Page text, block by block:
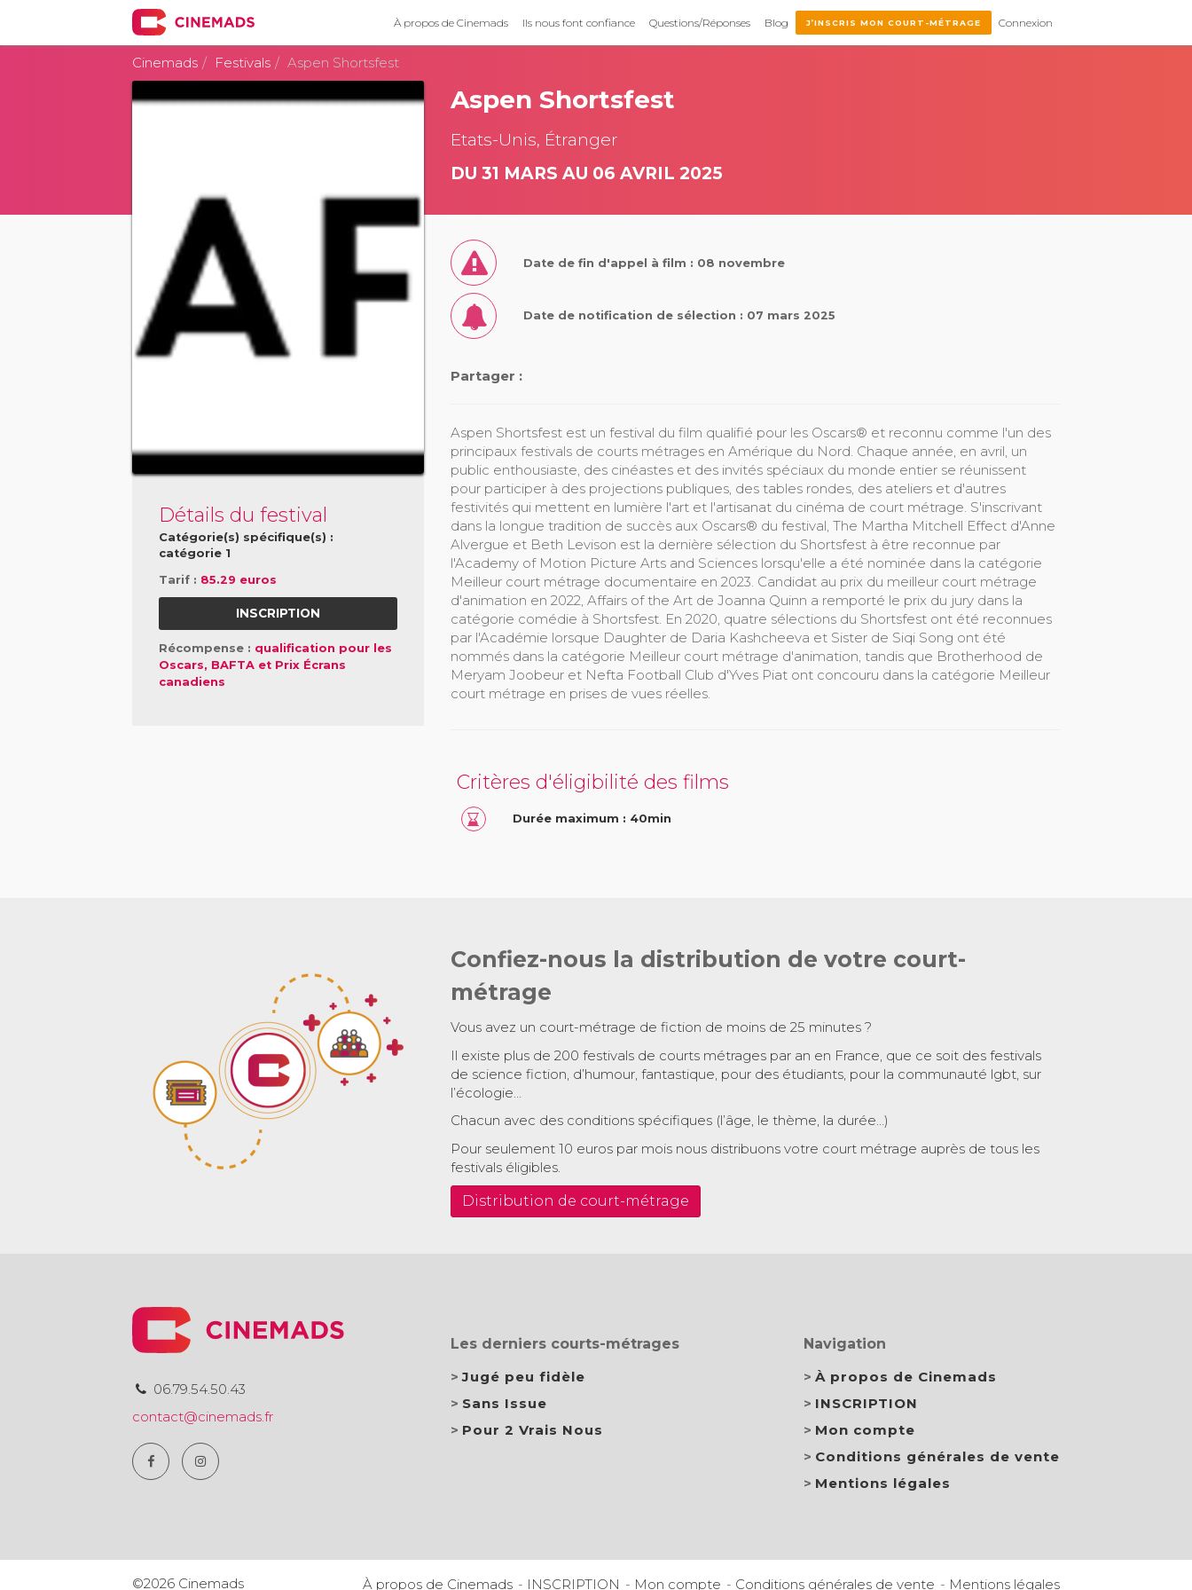
À propos de Cinemads Ils nous font confiance Questions/Réponses Blog J’INSCRIS MON COURT-MÉTRAGE Connexion
Cinemads Festivals Aspen Shortsfest
Détails du festival
Catégorie(s) spécifique(s) :
catégorie 1
Tarif : 85.29 euros
INSCRIPTION
Récompense : qualification pour les
Oscars, BAFTA et Prix Écrans
canadiens
Aspen Shortsfest
Etats-Unis, Étranger
DU 31 MARS AU 06 AVRIL 2025
Date de fin d'appel à film : 08 novembre
Date de notification de sélection : 07 mars 2025
Partager :
Aspen Shortsfest est un festival du film qualifié pour les Oscars® et reconnu comme l'un des
principaux festivals de courts métrages en Amérique du Nord. Chaque année, en avril, un
public enthousiaste, des cinéastes et des invités spéciaux du monde entier se réunissent
pour participer à des projections publiques, des tables rondes, des ateliers et d'autres
festivités qui mettent en lumière l'art et l'artisanat du cinéma de court métrage. S'inscrivant
dans la longue tradition de succès aux Oscars® du festival, The Martha Mitchell Effect d'Anne
Alvergue et Beth Levison est la dernière sélection du Shortsfest à être reconnue par
l'Academy of Motion Picture Arts and Sciences lorsqu'elle a été nominée dans la catégorie
Meilleur court métrage documentaire en 2023. Candidat au prix du meilleur court métrage
d'animation en 2022, Affairs of the Art de Joanna Quinn a remporté le prix du jury dans la
catégorie comédie à Shortsfest. En 2020, quatre sélections du Shortsfest ont été reconnues
par l'Académie lorsque Daughter de Daria Kashcheeva et Sister de Siqi Song ont été
nommés dans la catégorie Meilleur court métrage d'animation, tandis que Brotherhood de
Meryam Joobeur et Nefta Football Club d'Yves Piat ont concouru dans la catégorie Meilleur
court métrage en prises de vues réelles.
Critères d'éligibilité des films
Durée maximum : 40min
Confiez-nous la distribution de votre court-
métrage
Vous avez un court-métrage de fiction de moins de 25 minutes ?
Il existe plus de 200 festivals de courts métrages par an en France, que ce soit des festivals
de science fiction, d’humour, fantastique, pour des étudiants, pour la communauté lgbt, sur
l’écologie…
Chacun avec des conditions spécifiques (l’âge, le thème, la durée…)
Pour seulement 10 euros par mois nous distribuons votre court métrage auprès de tous les
festivals éligibles.
Distribution de court-métrage
06.79.54.50.43
contact@cinemads.fr
Les derniers courts-métrages
Jugé peu fidèle
Sans Issue
Pour 2 Vrais Nous
Navigation
À propos de Cinemads
INSCRIPTION
Mon compte
Conditions générales de vente
Mentions légales
©2026 Cinemads À propos de Cinemads INSCRIPTION Mon compte Conditions générales de vente Mentions légales